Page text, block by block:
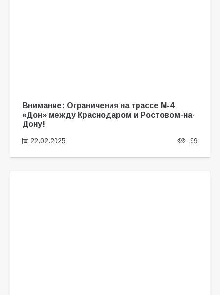
Внимание: Ограничения на трассе М-4
«Дон» между Краснодаром и Ростовом-на-
Дону!
22.02.2025 99